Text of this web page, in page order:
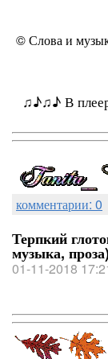
© Слова и
♫♪♫♪ В
комментарии: 0
Терпкий
музыка,
01-11-2018